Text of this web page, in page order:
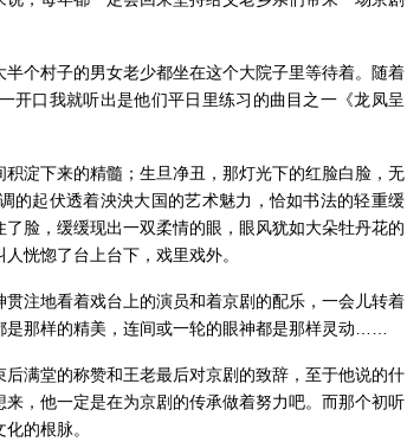
村子的男女老少都坐在这个大院子里等待着。随着
开口我就听出是他们平日里练习的曲目之一《龙凤呈
下来的精髓；生旦净丑，那灯光下的红脸白脸，无
的起伏透着泱泱大国的艺术魅力，恰如书法的轻重缓
脸，缓缓现出一双柔情的眼，眼风犹如大朵牡丹花的
恍惚了台上台下，戏里戏外。
地看着戏台上的演员和着京剧的配乐，一会儿转着
那样的精美，连间或一轮的眼神都是那样灵动……
堂的称赞和王老最后对京剧的致辞，至于他说的什
，他一定是在为京剧的传承做着努力吧。而那个初听
的根脉。